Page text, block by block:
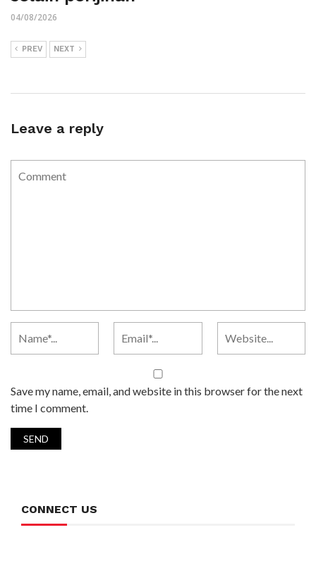
04/08/2026
PREV NEXT
Leave a reply
Save my name, email, and website in this browser for the next
time I comment.
CONNECT US